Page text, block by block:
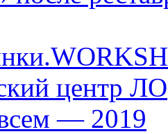
центр ЛО
— 2019